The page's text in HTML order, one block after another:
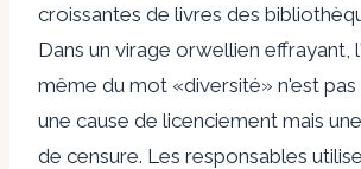
croissantes de livres des
Dans un virage orwellien effrayant,
même du mot «diversité» n'est
une cause de licenciement mais
de censure. Les responsables